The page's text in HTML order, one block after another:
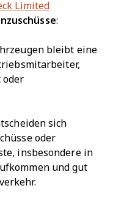
Limited
:
bleibt eine
oder
sich
oder
insbesondere in
und gut